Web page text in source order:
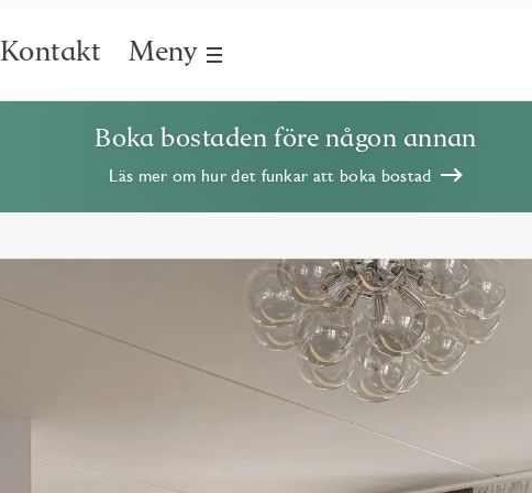
Kontakt Meny
Boka bostaden före någon annan
Läs mer om hur det funkar att boka bostad